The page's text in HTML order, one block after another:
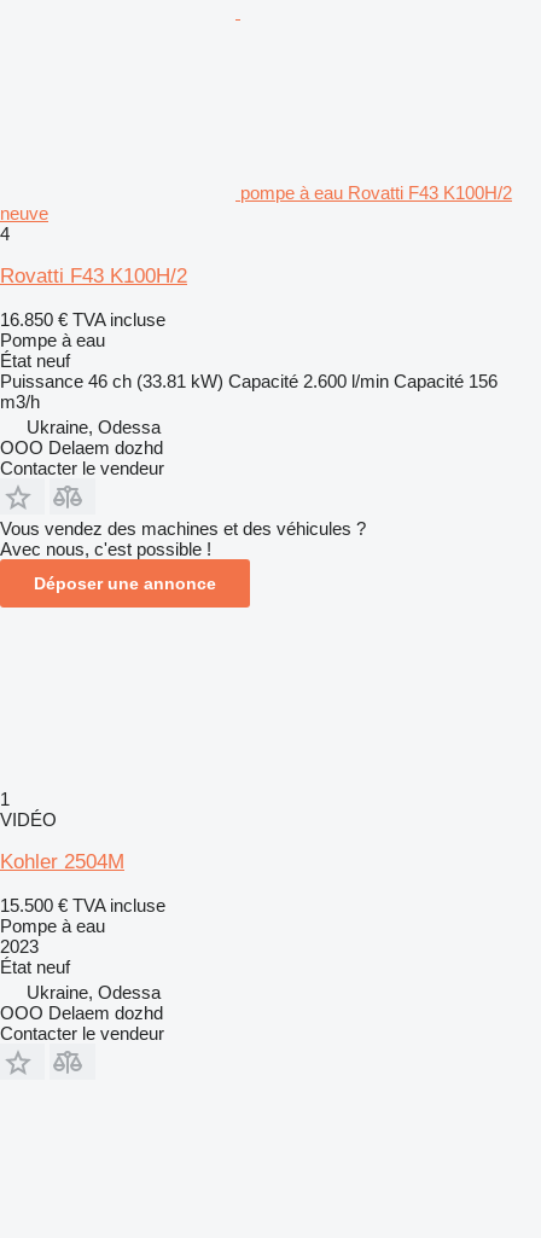
pompe à eau Rovatti F43 K100H/2
neuve
4
Rovatti F43 K100H/2
16.850 € TVA incluse
Pompe à eau
État neuf
Puissance 46 ch (33.81 kW) Capacité 2.600 l/min Capacité 156
m3/h
Ukraine, Odessa
OOO Delaem dozhd
Contacter le vendeur
Vous vendez des machines et des véhicules ?
Avec nous, c'est possible !
Déposer une annonce
1
VIDÉO
Kohler 2504M
15.500 € TVA incluse
Pompe à eau
2023
État neuf
Ukraine, Odessa
OOO Delaem dozhd
Contacter le vendeur